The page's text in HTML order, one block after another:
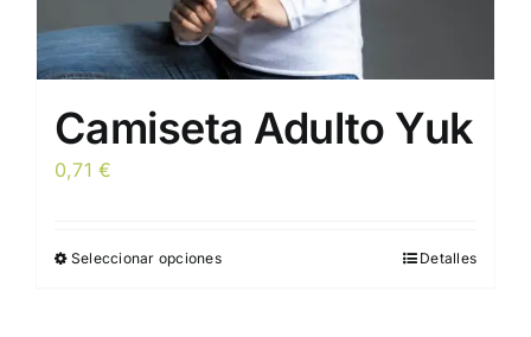
Camiseta Adulto Yuk
0,71€
Seleccionar opcionesEste
Detalles